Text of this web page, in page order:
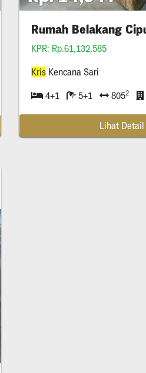
KPR: Rp.61,132,585
Kris Kencana Sari
4+1 5+1 8052
Lihat Detail